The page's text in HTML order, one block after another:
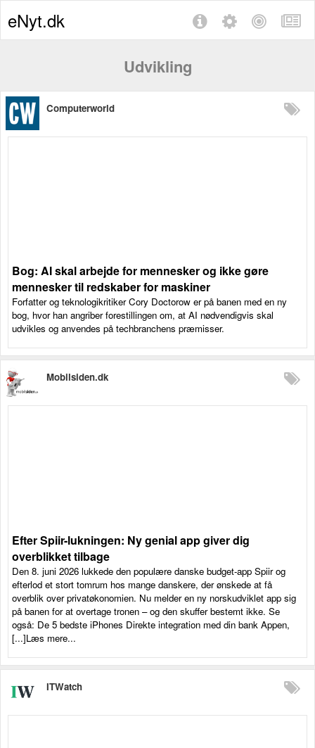
eNyt.dk
Udvikling
Computerworld
Bog: AI skal arbejde for mennesker og ikke gøre
mennesker til redskaber for maskiner
Forfatter og teknologikritiker Cory Doctorow er på banen med en ny
bog, hvor han angriber forestillingen om, at AI nødvendigvis skal
udvikles og anvendes på techbranchens præmisser.
Mobilsiden.dk
Efter Spiir-lukningen: Ny genial app giver dig
overblikket tilbage
Den 8. juni 2026 lukkede den populære danske budget-app Spiir og
efterlod et stort tomrum hos mange danskere, der ønskede at få
overblik over privatøkonomien. Nu melder en ny norskudviklet app sig
på banen for at overtage tronen – og den skuffer bestemt ikke. Se
også: De 5 bedste iPhones Direkte integration med din bank Appen,
[...]Læs mere...
ITWatch